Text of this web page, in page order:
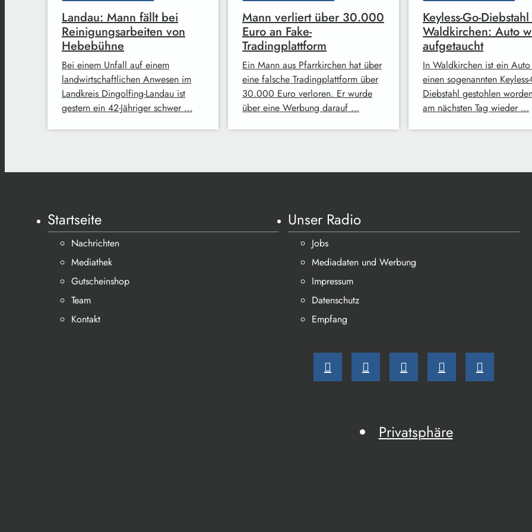
Landau: Mann fällt bei
Reinigungsarbeiten von
Hebebühne
Bei einem Unfall auf einem
landwirtschaftlichen Anwesen im
Landkreis Dingolfing-Landau ist
gestern ein 42-Jähriger schwer …
Mann verliert über 30.000
Euro an Fake-
Tradingplattform
Ein Mann aus Pfarrkirchen hat über
eine falsche Tradingplattform über
30.000 Euro verloren. Er wurde
über eine Werbung darauf …
Keyless-Go-
Waldkirchen: Auto
aufgetaucht
In Waldkirchen ist ein
einen sogenannten
Diebstahl gestohlen
am nächsten Tag wieder …
Startseite
Nachrichten
Mediathek
Gutscheinshop
Team
Kontakt
Unser Radio
Jobs
Mediadaten und Werbung
Impressum
Datenschutz
Empfang
Privatsphäre